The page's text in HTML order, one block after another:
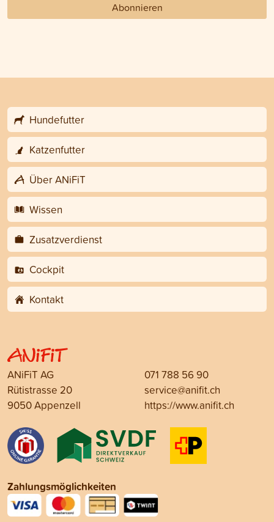
Abonnieren
Hundefutter
Katzenfutter
Über ANiFiT
Wissen
Zusatzverdienst
Cockpit
Kontakt
ANiFiT AG
Rütistrasse 20
9050 Appenzell
071 788 56 90
service@anifit.ch
https://www.anifit.ch
Zahlungsmöglichkeiten